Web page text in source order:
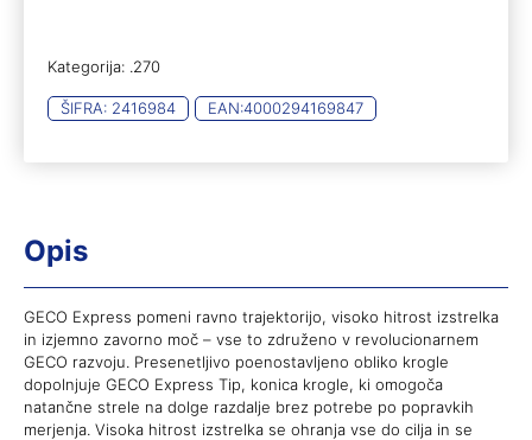
Kategorija: .270
ŠIFRA: 2416984 EAN:4000294169847
Opis
GECO Express pomeni ravno trajektorijo, visoko hitrost izstrelka
in izjemno zavorno moč – vse to združeno v revolucionarnem
GECO razvoju. Presenetljivo poenostavljeno obliko krogle
dopolnjuje GECO Express Tip, konica krogle, ki omogoča
natančne strele na dolge razdalje brez potrebe po popravkih
merjenja. Visoka hitrost izstrelka se ohranja vse do cilja in se